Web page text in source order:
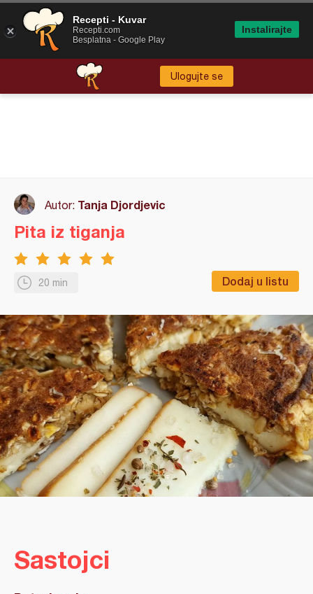
Ulogujte se
Autor: Tanja Djordjevic
20 min Dodaj u listu
Pita iz tiganja
Sastojci
Recepti - Kuvar
Recepti.com
Besplatna - Google Play
Instalirajte